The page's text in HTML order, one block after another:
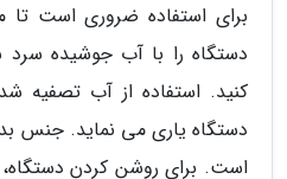
دستگاه را با آب جوشیده
کنید. استفاده از آب تصفیه
دستگاه یاری می نماید. جنس
است. برای روشن کردن دستگاه،